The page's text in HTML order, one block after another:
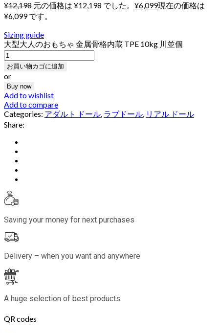
¥12,198 元の価格は ¥12,198 でした。 ¥6,099現在の価格は
¥6,099 です。
Sizing guide
大型大人のおもちゃ 金属骨格内蔵 TPE 10kg 川並個
お買い物カゴに追加
or
Buy now
Add to wishlist
Add to compare
Categories: アダルト ドール, ラブドール, リアル ドール
Share:
Saving your money for next purchases
Delivery – when you want and anywhere
A huge selection of best products
QR codes